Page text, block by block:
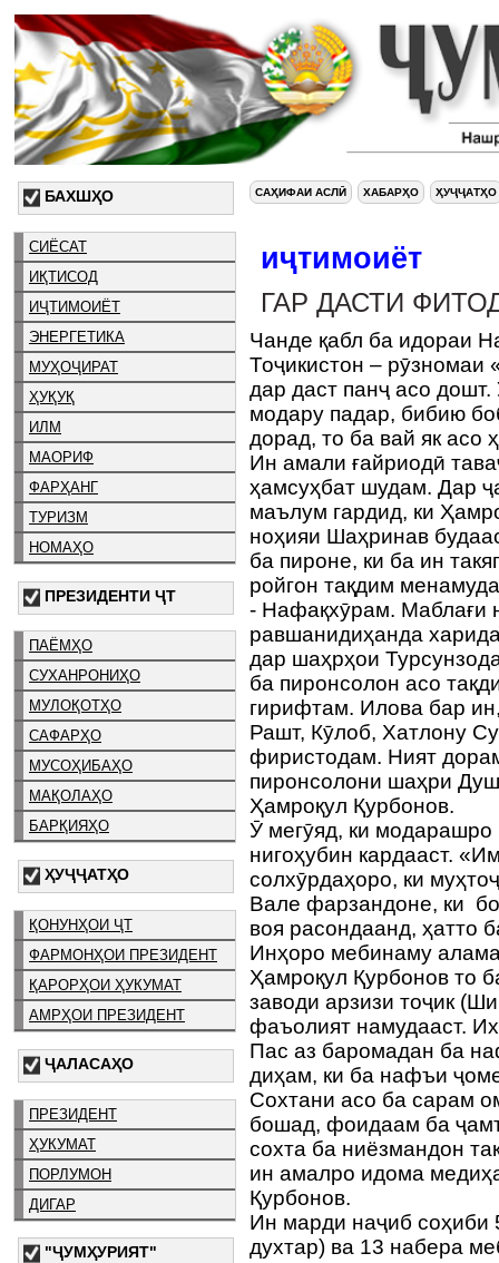
БАХШҲО
СИЁСАТ
ИҚТИСОД
ИҶТИМОИЁТ
ЭНЕРГЕТИКА
МУҲОҶИРАТ
ҲУҚУҚ
ИЛМ
МАОРИФ
ФАРҲАНГ
ТУРИЗМ
НОМАҲО
ПРЕЗИДЕНТИ ҶТ
ПАЁМҲО
СУХАНРОНИҲО
МУЛОҚОТҲО
САФАРҲО
МУСОҲИБАҲО
МАҚОЛАҲО
БАРҚИЯҲО
ҲУҶҶАТҲО
ҚОНУНҲОИ ҶТ
ФАРМОНҲОИ ПРЕЗИДЕНТ
ҚАРОРҲОИ ҲУКУМАТ
АМРҲОИ ПРЕЗИДЕНТ
ҶАЛАСАҲО
ПРЕЗИДЕНТ
ҲУКУМАТ
ПОРЛУМОН
ДИГАР
"ҶУМҲУРИЯТ"
САҲИФАИ АСЛӢ ХАБАРҲО ҲУҶҶАТҲО
иҷтимоиёт
ГАР ДАСТИ
Чанде қабл ба идораи
Тоҷикистон – рӯзномаи
дар даст панҷ асо дошт.
модару падар, бибию
дорад, то ба вай як асо
Ин амали ғайриодӣ
ҳамсуҳбат шудам. Дар
маълум гардид, ки
ноҳияи Шаҳринав
ба пироне, ки ба ин
ройгон тақдим
- Нафақхӯрам. Маблағи
равшанидиҳанда
дар шаҳрҳои
ба пиронсолон асо
гирифтам. Илова бар
Рашт, Кӯлоб, Хатлону
фиристодам. Ният
пиронсолони шаҳри
Ҳамроқул Қурбонов.
Ӯ мегӯяд, ки
нигоҳубин кардааст.
солхӯрдаҳоро, ки
Вале фарзандоне, ки
воя расондаанд, ҳатто
Инҳоро мебинаму
Ҳамроқул Қурбонов то
заводи арзизи тоҷик
фаъолият намудааст.
Пас аз баромадан ба
диҳам, ки ба нафъи
Сохтани асо ба сарам
бошад, фоидаам ба
сохта ба ниёзмандон
ин амалро идома
Қурбонов.
Ин марди наҷиб соҳиби
духтар) ва 13 набера